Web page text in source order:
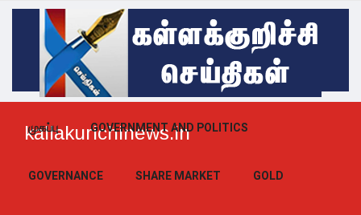
kallakurichinews.in
முகப்பு GOVERNMENT AND POLITICS
GOVERNANCE SHARE MARKET GOLD